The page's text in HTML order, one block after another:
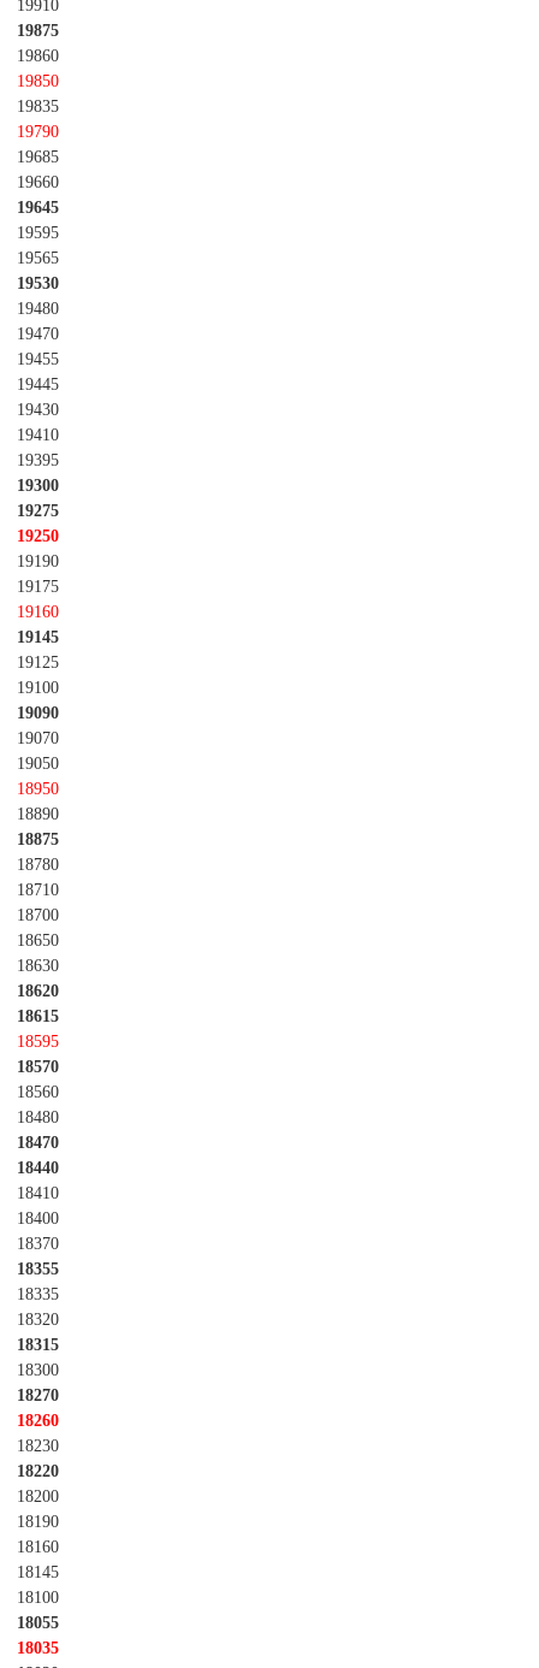
19910
19875
19860
19850
19835
19790
19685
19660
19645
19595
19565
19530
19480
19470
19455
19445
19430
19410
19395
19300
19275
19250
19190
19175
19160
19145
19125
19100
19090
19070
19050
18950
18890
18875
18780
18710
18700
18650
18630
18620
18615
18595
18570
18560
18480
18470
18440
18410
18400
18370
18355
18335
18320
18315
18300
18270
18260
18230
18220
18200
18190
18160
18145
18100
18055
18035